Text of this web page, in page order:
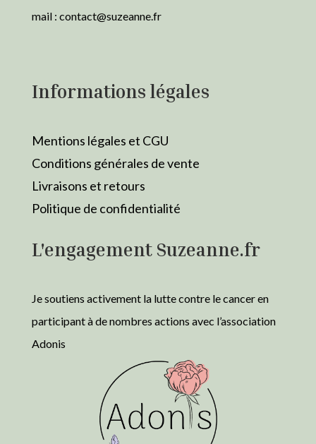
mail : contact@suzeanne.fr
Informations légales
Mentions légales et CGU
Conditions générales de vente
Livraisons et retours
Politique de confidentialité
L'engagement Suzeanne.fr
Je soutiens activement la lutte contre le cancer en
participant à de nombres actions avec l’association
Adonis